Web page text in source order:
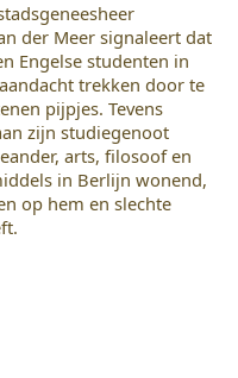
der Meer signaleert dat
Engelse studenten in
trekken door te
pijpjes. Tevens
zijn studiegenoot
arts, filosoof en
in Berlijn wonend,
op hem en slechte